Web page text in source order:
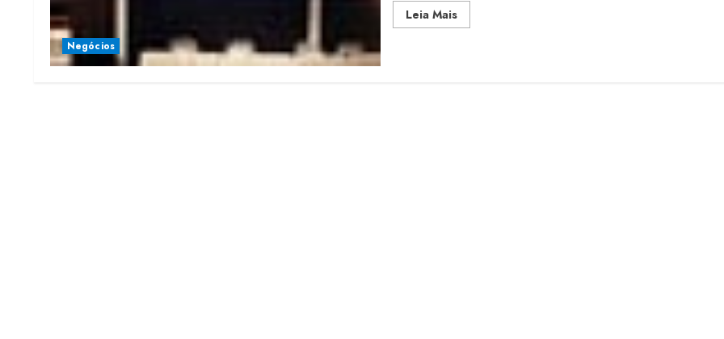
Negócios
Leia MaisRead
more